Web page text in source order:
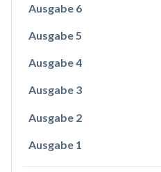
Ausgabe 6
Ausgabe 5
Ausgabe 4
Ausgabe 3
Ausgabe 2
Ausgabe 1